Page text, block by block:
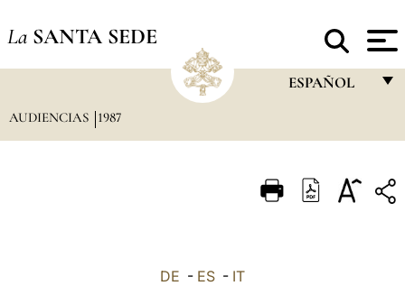
La SANTA SEDE
ESPAÑOL
ITALIANO
AUDIENCIAS 1987
DE - ES - IT